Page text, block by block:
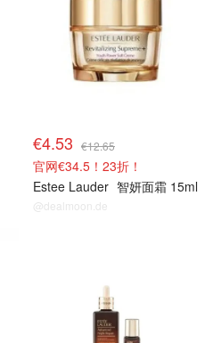
€4.53 €12.65
官网€34.5！23折！
Estee Lauder 智妍面霜 15ml
@dealmoon.de